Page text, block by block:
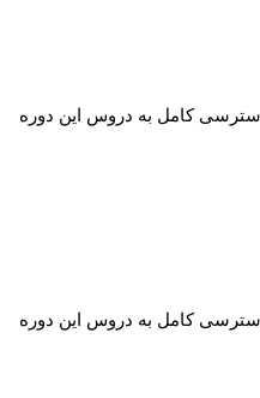
کامل به دروس این دوره
کامل به دروس این دوره